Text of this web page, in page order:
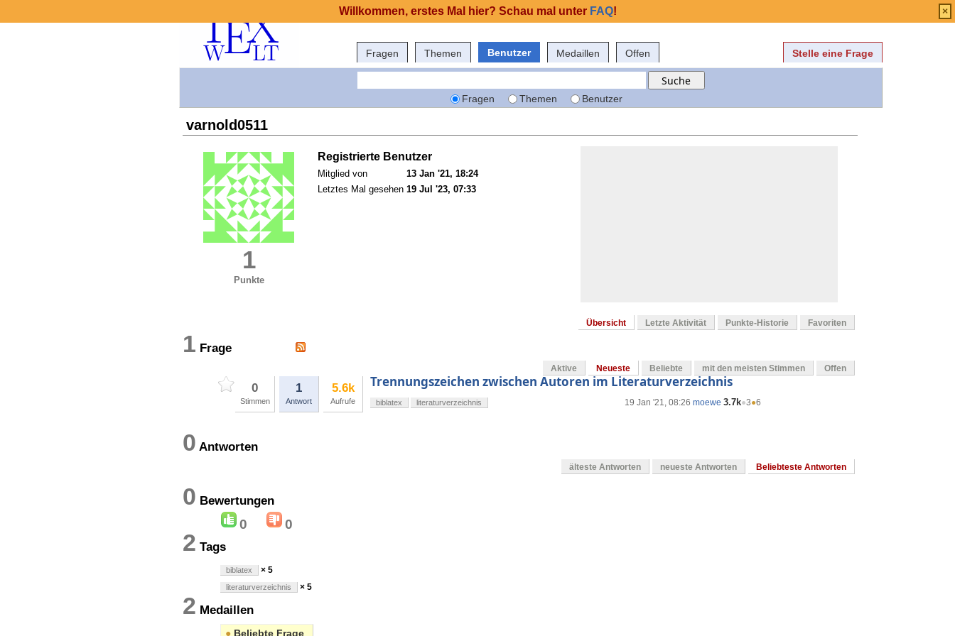
Fragen Themen Benutzer Medaillen Offen Stelle eine Frage
Fragen Themen Benutzer
varnold0511
1
Punkte
Registrierte Benutzer
Mitglied von
13 Jan '21, 18:24
Letztes Mal gesehen 19 Jul '23, 07:33
Übersicht Letzte Aktivität Punkte-Historie Favoriten
1 Frage
Aktive Neueste Beliebte mit den meisten Stimmen Offen
0
Stimmen
1
Antwort
5.6k
Aufrufe
Trennungszeichen zwischen Autoren im Literaturverzeichnis
19 Jan '21, 08:26 moewe 3.7k●3●6
biblatex literaturverzeichnis
0 Antworten
älteste Antworten neueste Antworten Beliebteste Antworten
0 Bewertungen
0 0
2 Tags
biblatex × 5
literaturverzeichnis × 5
2 Medaillen
● Beliebte Frage
Willkommen, erstes Mal hier? Schau mal unter FAQ! ×